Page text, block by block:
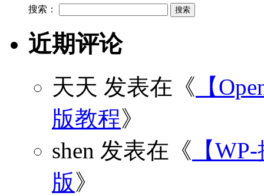
搜索：
近期评论
天天 发表在《 【
版教程》
shen 发表在《 【
版》